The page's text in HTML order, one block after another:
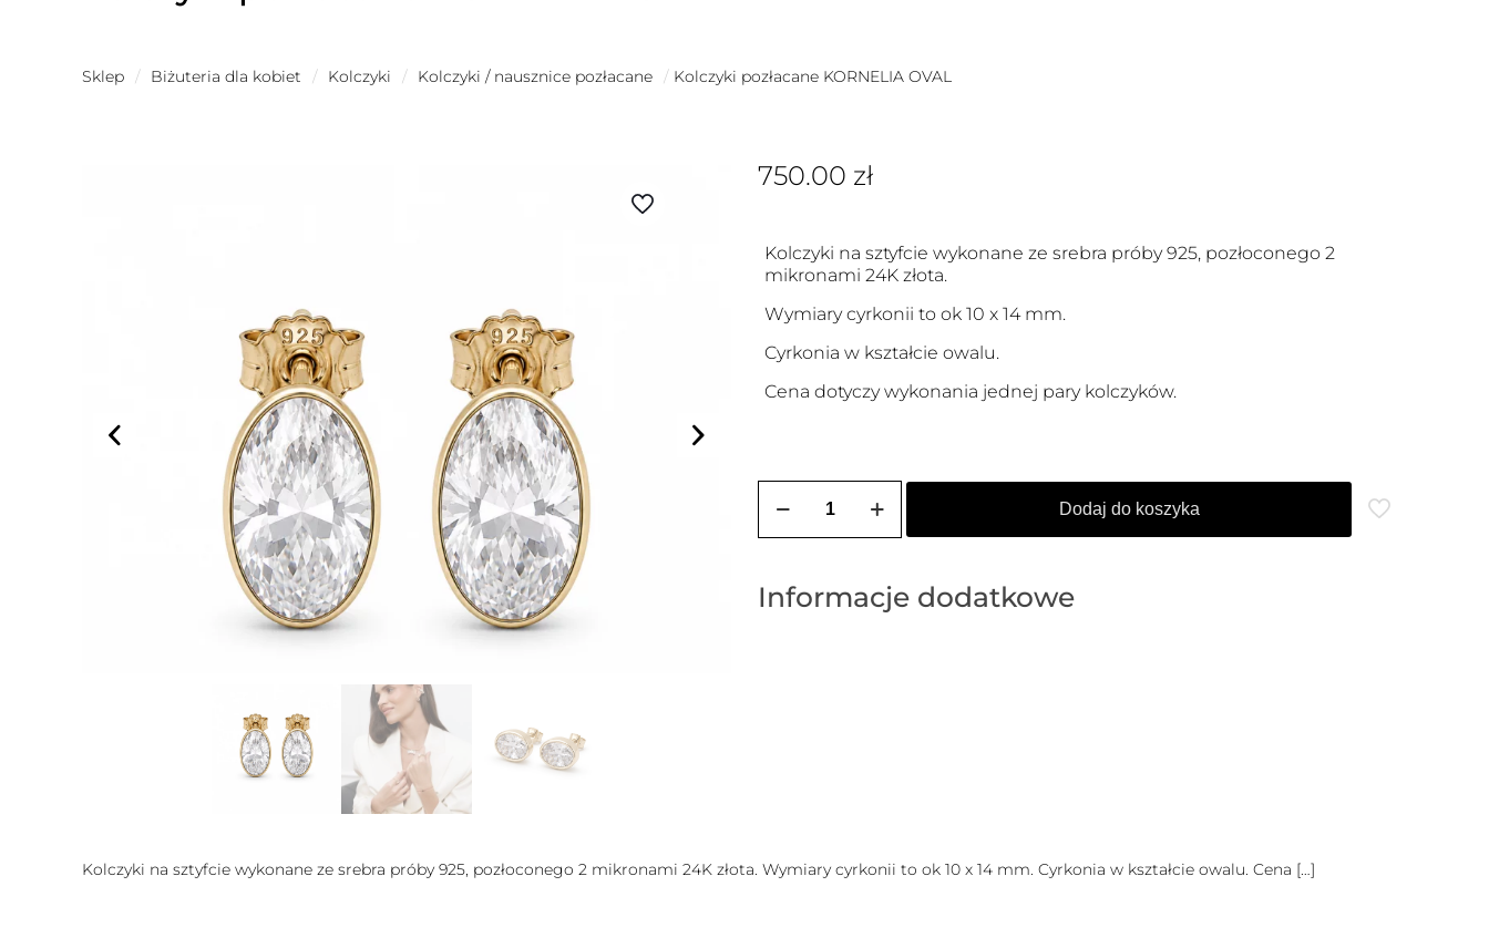
Sklep / Biżuteria dla kobiet / Kolczyki / Kolczyki / nausznice pozłacane / Kolczyki pozłacane KORNELIA OVAL
750.00 zł
Kolczyki na sztyfcie wykonane ze srebra próby 925, pozłoconego 2
mikronami 24K złota.
Wymiary cyrkonii to ok 10 x 14 mm.
Cyrkonia w kształcie owalu.
Cena dotyczy wykonania jednej pary kolczyków.
Kolczyki
Dodaj do koszyka
Informacje dodatkowe
Kolczyki na sztyfcie wykonane ze srebra próby 925, pozłoconego 2 mikronami 24K złota. Wymiary cyrkonii to ok 10 x 14 mm. Cyrkonia w kształcie owalu. Cena […]